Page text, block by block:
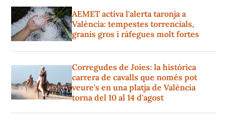
AEMET activa l'alerta taronja a
València: tempestes torrencials,
granís gros i ràfegues molt fortes
Corregudes de Joies: la històrica
carrera de cavalls que només pot
veure's en una platja de València
torna del 10 al 14 d'agost